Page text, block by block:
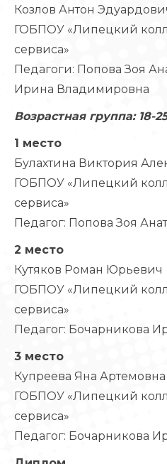
Козлов Антон
ГОБПОУ «Липецкий
сервиса»
Педагоги: Попова Зоя
Ирина Владимировна
Возрастная группа: 18-
1 место
Булахтина Виктория
ГОБПОУ «Липецкий
сервиса»
Педагог: Попова Зоя
2 место
Кутяков Роман Юрьевич
ГОБПОУ «Липецкий
сервиса»
Педагог: Бочарникова
3 место
Купреева Яна Артемовна
ГОБПОУ «Липецкий
сервиса»
Педагог: Бочарникова